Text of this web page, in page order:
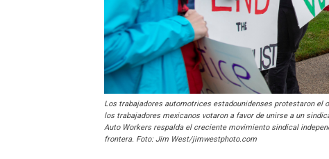
Los trabajadores automotrices estadounidenses protestaron el
los trabajadores mexicanos votaron a favor de unirse a un
Auto Workers respalda el creciente movimiento sindical
frontera. Foto: Jim West/jimwestphoto.com